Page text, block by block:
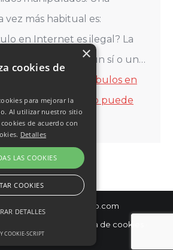
más habitual es:
en Internet es ilegal? La
tan simple como un sí o un…
¿Es ilegal difundir bulos en
la ley y cuándo puede
hospedaje:
Internetísimo.com
Política de cookies
cookies de
para mejorar la
Al utilizar nuestro sitio
de acuerdo con
Detalles
LAS COOKIES
COOKIES
DETALLES
COOKIE-SCRIPT
×